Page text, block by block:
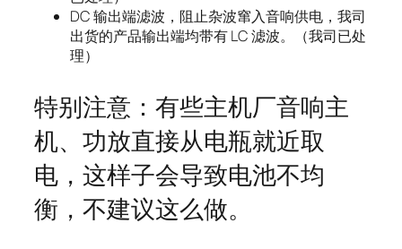
DC 输出端滤波，阻止杂波窜入音响供电，我司
出货的产品输出端均带有 LC 滤波。（我司已处
理）
特别注意：有些主机厂音响主
机、功放直接从电瓶就近取
电，这样子会导致电池不均
衡，不建议这么做。